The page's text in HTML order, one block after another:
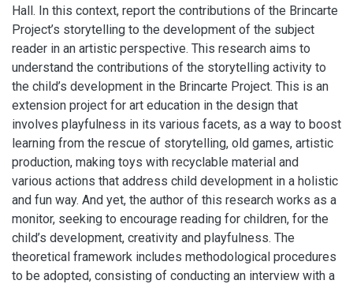
Hall. In this context, report the contributions of the Brincarte
Project’s storytelling to the development of the subject
reader in an artistic perspective. This research aims to
understand the contributions of the storytelling activity to
the child’s development in the Brincarte Project. This is an
extension project for art education in the design that
involves playfulness in its various facets, as a way to boost
learning from the rescue of storytelling, old games, artistic
production, making toys with recyclable material and
various actions that address child development in a holistic
and fun way. And yet, the author of this research works as a
monitor, seeking to encourage reading for children, for the
child’s development, creativity and playfulness. The
theoretical framework includes methodological procedures
to be adopted, consisting of conducting an interview with a